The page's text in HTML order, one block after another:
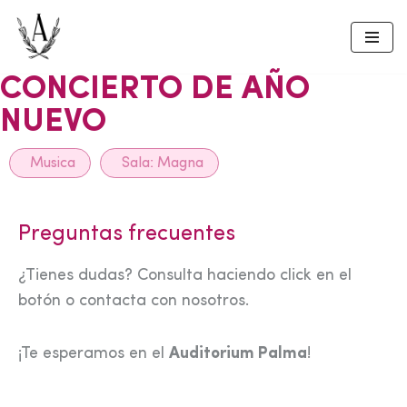
Skip
to
content
CONCIERTO DE AÑO
NUEVO
Musica Sala: Magna
Preguntas frecuentes
¿Tienes dudas? Consulta haciendo click en el
botón o contacta con nosotros.
¡Te esperamos en el Auditorium Palma!